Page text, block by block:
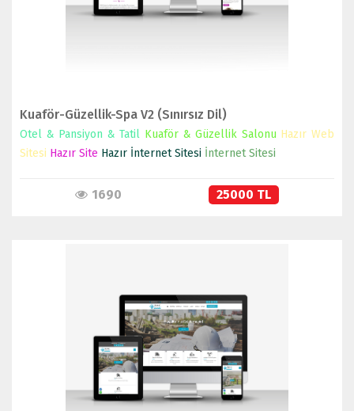
Kuaför-Güzellik-Spa V2 (Sınırsız Dil)
Otel & Pansiyon & Tatil Kuaför & Güzellik Salonu Hazır Web
Sitesi Hazır Site Hazır İnternet Sitesi İnternet Sitesi
1690 25000 TL
İNCELE
SATIN AL